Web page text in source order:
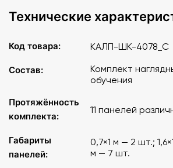
Технические
Код товара: КАЛП-ШК-4078_С
Состав:
Комплект
обучения
Протяжённость
комплекта:
11 панелей
Габариты
панелей:
0,7×1 м — 2 шт.;
м — 7 шт.